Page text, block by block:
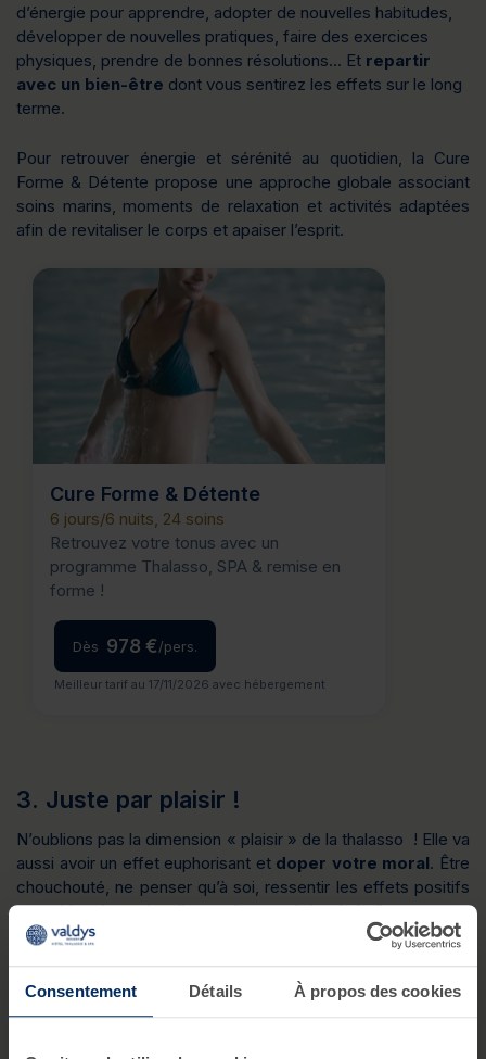
Consentement Détails À propos des cookies
d’énergie pour apprendre, adopter de nouvelles habitudes,
développer de nouvelles pratiques, faire des exercices
physiques, prendre de bonnes résolutions… Et repartir
avec un bien-être dont vous sentirez les effets sur le long
terme.
Pour retrouver énergie et sérénité au quotidien, la Cure
Forme & Détente propose une approche globale associant
soins marins, moments de relaxation et activités adaptées
afin de revitaliser le corps et apaiser l’esprit.
Cure Forme & Détente
6 jours/6 nuits, 24 soins
Retrouvez votre tonus avec un
programme Thalasso, SPA & remise en
forme !
Dès 978 €/pers.
Meilleur tarif au 17/11/2026 avec hébergement
3. Juste par plaisir !
N’oublions pas la dimension « plaisir » de la thalasso ! Elle va
aussi avoir un effet euphorisant et doper votre moral. Être
chouchouté, ne penser qu’à soi, ressentir les effets positifs
et rapides des soins dispensés, apprécier de belles recettes
saines, équilibrées et même gourmandes… comment ne pas